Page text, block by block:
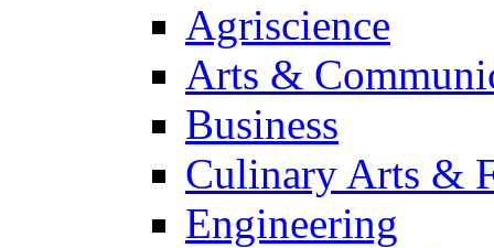
Agriscience
Arts &
Business
Culinary Arts &
Engineering